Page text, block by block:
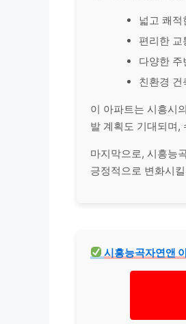
넓고 쾌적
편리한 교
다양한 주
친환경 건
이 아파트는 시흥시
발 계획도 기대되며,
마지막으로, 시흥능
긍정적으로 변화시
시흥능곡자연앤